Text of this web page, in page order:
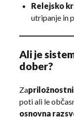
Relejsko
utripanje in
Ali je
dober?
Za
poti ali le
osnovna